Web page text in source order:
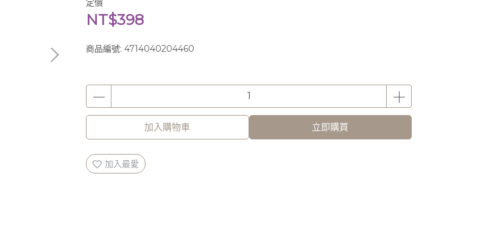
定價
NT$398
商品編號: 4714040204460
加入購物車 立即購買
加入最愛